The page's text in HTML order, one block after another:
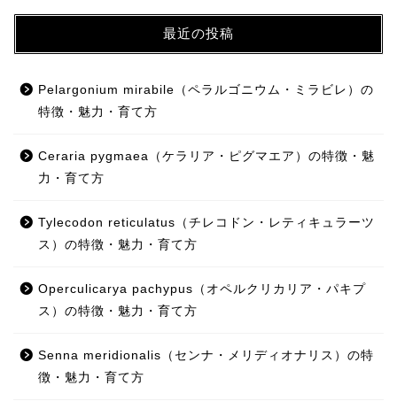
最近の投稿
Pelargonium mirabile（ペラルゴニウム・ミラビレ）の
特徴・魅力・育て方
Ceraria pygmaea（ケラリア・ピグマエア）の特徴・魅
力・育て方
Tylecodon reticulatus（チレコドン・レティキュラーツ
ス）の特徴・魅力・育て方
Operculicarya pachypus（オペルクリカリア・パキプ
ス）の特徴・魅力・育て方
Senna meridionalis（センナ・メリディオナリス）の特
徴・魅力・育て方